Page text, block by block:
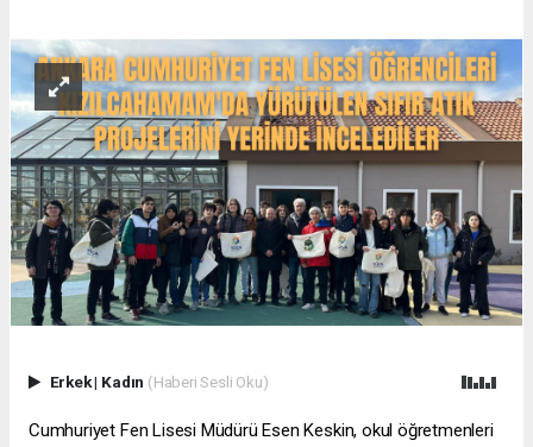
Erkek| Kadın (Haberi Sesli Oku)
Cumhuriyet Fen Lisesi Müdürü Esen Keskin, okul öğretmenleri